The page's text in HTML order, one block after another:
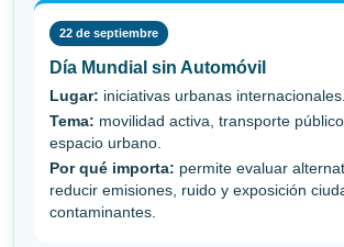
22 de septiembre
Día Mundial sin Automóvil
Lugar: iniciativas urbanas internacionales.
Tema: movilidad activa, transporte
espacio urbano.
Por qué importa: permite evaluar
reducir emisiones, ruido y exposición
contaminantes.